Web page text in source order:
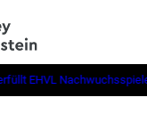
EHVL